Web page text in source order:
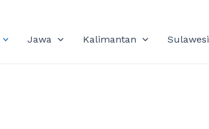
Jawa Kalimantan Sulawesi